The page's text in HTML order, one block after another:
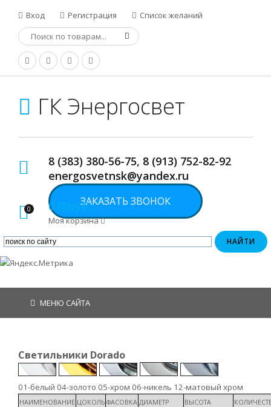
Вход Регистрация Список желаний
ГК Энергосвет
8 (383) 380-56-75, 8 (913) 752-82-92
energosvetnsk@yandex.ru
ЗАКАЗАТЬ ЗВОНОК
0 0.00руб.
Моя корзина
МЕНЮ САЙТА
Светильники Dorado
01-белый 04-золото 05-хром 06-никель 12-матовый хром
НАИМЕНОВАНИЕ ЦОКОЛЬ ФАСОВКА ДИАМЕТР
ВЫСОТА